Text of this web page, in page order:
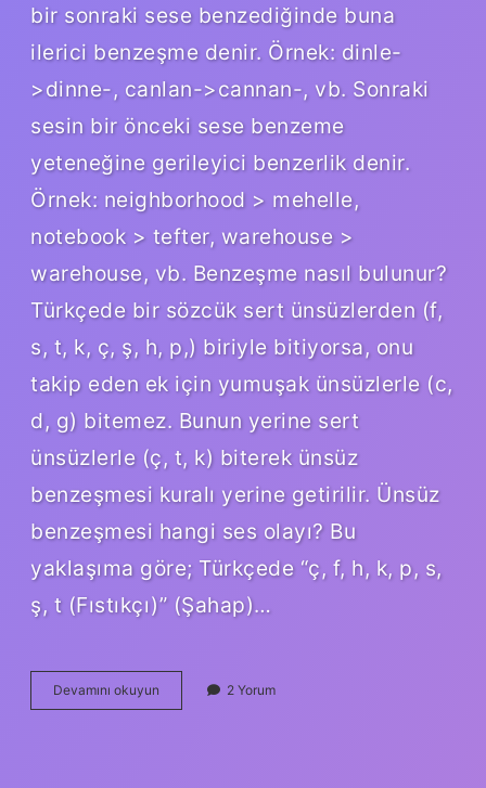
bir sonraki sese benzediğinde buna
ilerici benzeşme denir. Örnek: dinle-
>dinne-, canlan->cannan-, vb. Sonraki
sesin bir önceki sese benzeme
yeteneğine gerileyici benzerlik denir.
Örnek: neighborhood > mehelle,
notebook > tefter, warehouse >
warehouse, vb. Benzeşme nasıl bulunur?
Türkçede bir sözcük sert ünsüzlerden (f,
s, t, k, ç, ş, h, p,) biriyle bitiyorsa, onu
takip eden ek için yumuşak ünsüzlerle (c,
d, g) bitemez. Bunun yerine sert
ünsüzlerle (ç, t, k) biterek ünsüz
benzeşmesi kuralı yerine getirilir. Ünsüz
benzeşmesi hangi ses olayı? Bu
yaklaşıma göre; Türkçede “ç, f, h, k, p, s,
ş, t (Fıstıkçı)” (Şahap)…
Devamını okuyun Benzeşme
Ses
2 Yorum